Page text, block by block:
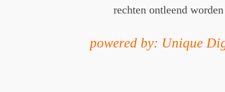
rechten ontleend worden
powered by: Unique